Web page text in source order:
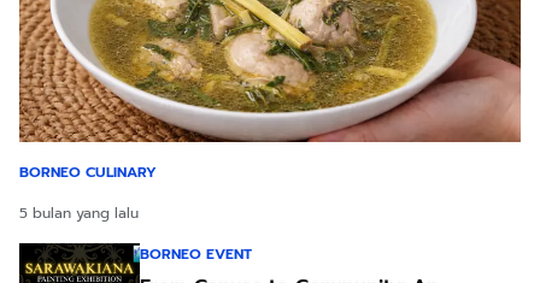
BORNEO CULINARY
5 bulan yang lalu
BORNEO EVENT